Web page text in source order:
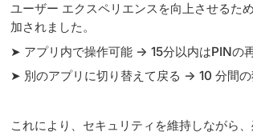
ユーザー エクスペリエンスを向上させるた
加されました。
➤ アプリ内で操作可能 → 15分以内はPINの
➤ 別のアプリに切り替えて戻る → 10 分間の
これにより、セキュリティを維持しながら